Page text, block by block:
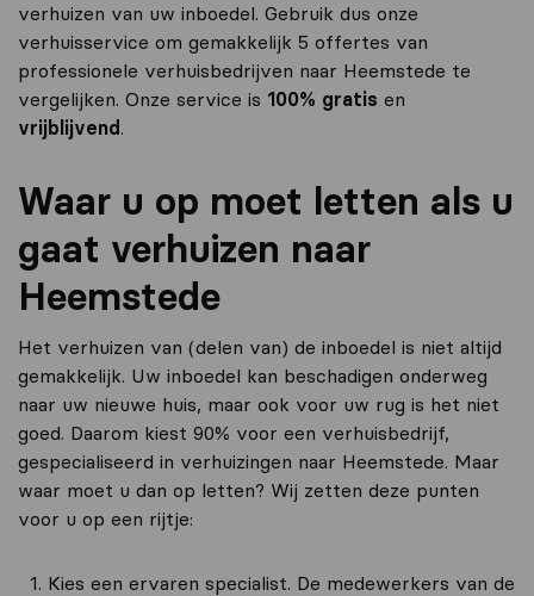
verhuizen van uw inboedel. Gebruik dus onze
verhuisservice om gemakkelijk 5 offertes van
professionele verhuisbedrijven naar Heemstede te
vergelijken. Onze service is 100% gratis en
vrijblijvend .
Waar u op moet letten als u
gaat verhuizen naar
Heemstede
Het verhuizen van (delen van) de inboedel is niet altijd
gemakkelijk. Uw inboedel kan beschadigen onderweg
naar uw nieuwe huis, maar ook voor uw rug is het niet
goed. Daarom kiest 90% voor een verhuisbedrijf,
gespecialiseerd in verhuizingen naar Heemstede. Maar
waar moet u dan op letten? Wij zetten deze punten
voor u op een rijtje:
Kies een ervaren specialist. De medewerkers van de